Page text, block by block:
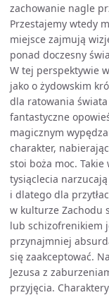
zachowanie nagle
Przestajemy wtedy
miejsce zajmują
ponad doczesny
W tej perspektywie
jako o żydowskim
dla ratowania
fantastyczne
magicznym
charakter,
stoi boża moc.
tysiąclecia
i dlatego dla
w kulturze Zachodu
lub schizofrenikiem
przynajmniej
się zaakceptować.
Jezusa z
przyjęcia.